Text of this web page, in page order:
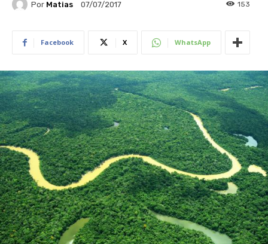
Por Matias 07/07/2017 153
Facebook X WhatsApp